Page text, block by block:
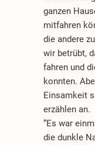
ganzen
mitfahren
die andere
wir betrübt,
fahren und
konnten.
Einsamkeit
erzählen an.
“Es war
die dunkle